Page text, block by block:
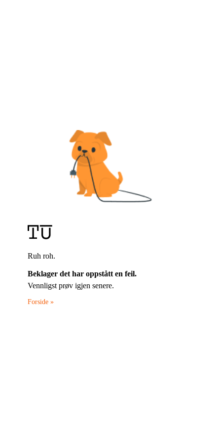
Ruh roh.
Beklager det har oppstått en feil.
Vennligst prøv igjen senere.
Forside »